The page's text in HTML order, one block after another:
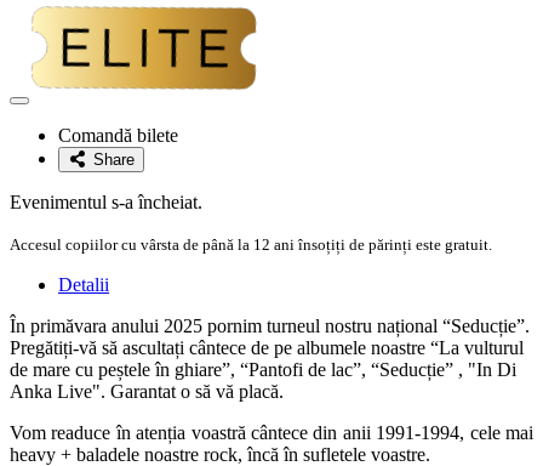
Adaugă
favoriteComandă bilete
Share
Evenimentul s-a încheiat.
Accesul copiilor cu vârsta de până la 12 ani însoțiți de părinți este gratuit.
Detalii
În primăvara anului 2025 pornim turneul nostru național “Seducție”.
Pregătiți-vă să ascultați cântece de pe albumele noastre “La vulturul
de mare cu peștele în ghiare”, “Pantofi de lac”, “Seducție” , "In Di
Anka Live". Garantat o să vă placă.
Vom readuce în atenția voastră cântece din anii 1991-1994, cele mai
heavy + baladele noastre rock, încă în sufletele voastre.